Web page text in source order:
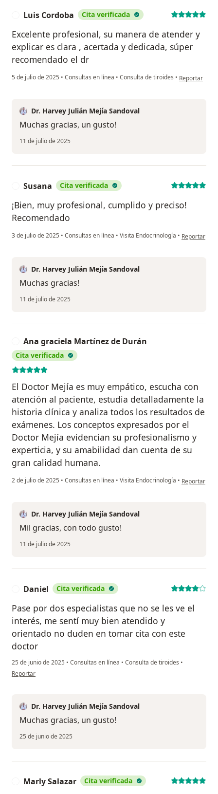
Luis Cordoba Cita verificada
Excelente profesional, su manera de atender y
explicar es clara , acertada y dedicada, súper
recomendado el dr
5 de julio de 2025 • Consultas en línea • Consulta de tiroides • en opinión
Reportar
Dr. Harvey Julián Mejía Sandoval
Muchas gracias, un gusto!
11 de julio de 2025
Susana Cita verificada
¡Bien, muy profesional, cumplido y preciso!
Recomendado
3 de julio de 2025 • Consultas en línea • Visita Endocrinología • en opinión
Reportar
Dr. Harvey Julián Mejía Sandoval
Muchas gracias!
11 de julio de 2025
Ana graciela Martínez de Durán
Cita verificada
El Doctor Mejía es muy empático, escucha con
atención al paciente, estudia detalladamente la
historia clínica y analiza todos los resultados de
exámenes. Los conceptos expresados por el
Doctor Mejía evidencian su profesionalismo y
experticia, y su amabilidad dan cuenta de su
gran calidad humana.
2 de julio de 2025 • Consultas en línea • Visita Endocrinología • en opinión
Reportar
Dr. Harvey Julián Mejía Sandoval
Mil gracias, con todo gusto!
11 de julio de 2025
Daniel Cita verificada
Pase por dos especialistas que no se les ve el
interés, me sentí muy bien atendido y
orientado no duden en tomar cita con este
doctor
25 de junio de 2025 • Consultas en línea • Consulta de tiroides •
en opinión del usuario Daniel
Reportar
Dr. Harvey Julián Mejía Sandoval
Muchas gracias, un gusto!
25 de junio de 2025
Marly Salazar Cita verificada